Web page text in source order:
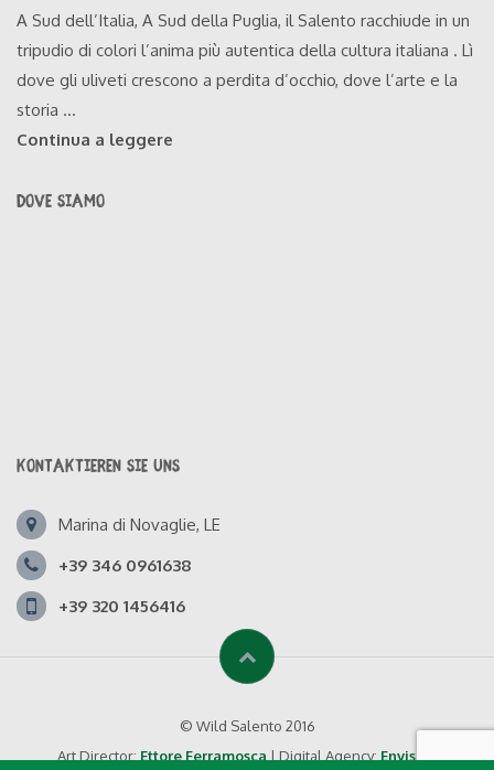
A Sud dell’Italia, A Sud della Puglia, il Salento racchiude in un
tripudio di colori l’anima più autentica della cultura italiana . Lì
dove gli uliveti crescono a perdita d’occhio, dove l’arte e la
storia ...
Continua a leggere
DOVE SIAMO
KONTAKTIEREN SIE UNS
Marina di Novaglie, LE
+39 346 0961638
+39 320 1456416
© Wild Salento 2016
Art Director: Ettore Ferramosca | Digital Agency: Envision